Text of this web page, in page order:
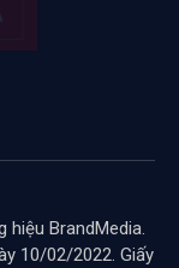
hiệu BrandMedia.
10/02/2022. Giấy